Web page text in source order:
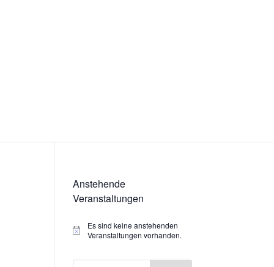
Anstehende
Veranstaltungen
Hinweis
Es sind keine anstehenden
Veranstaltungen vorhanden.